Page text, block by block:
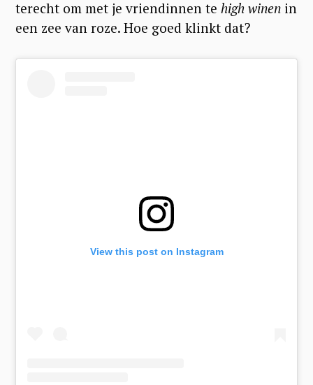
terecht om met je vriendinnen te high winen in
een zee van roze. Hoe goed klinkt dat?
View this post on Instagram
a
r